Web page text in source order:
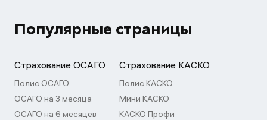
Популярные страницы
Страхование ОСАГО
Полис ОСАГО
ОСАГО на 3 месяца
ОСАГО на 6 месяцев
Страхование КАСКО
Полис КАСКО
Мини КАСКО
КАСКО Профи